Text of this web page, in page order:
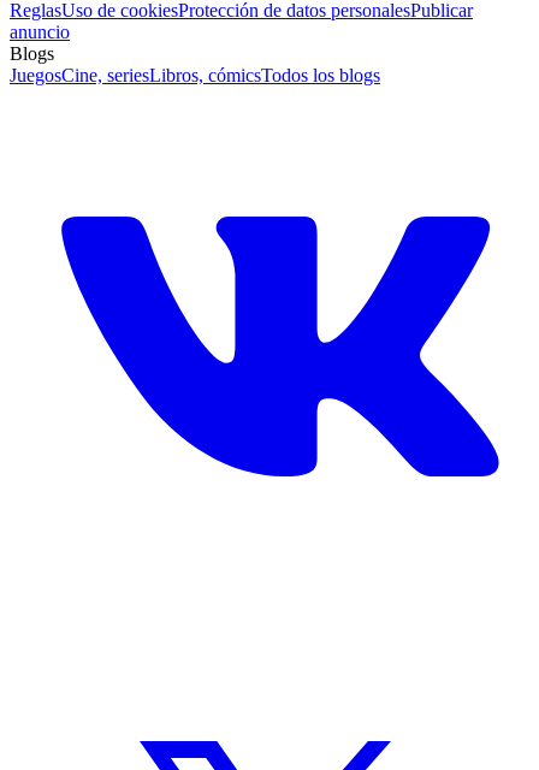
ReglasUso de cookiesProtección de datos personalesPublicar
anuncio
Blogs
JuegosCine, seriesLibros, cómicsTodos los blogs